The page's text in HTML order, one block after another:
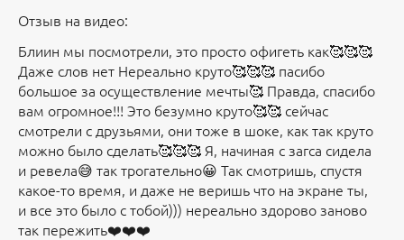
Отзыв на видео:
Блиин мы посмотрели, это просто офигеть как🥰🥰🥰
Даже слов нет Нереально круто🥰🥰🥰 пасибо
большое за осуществление мечты🥰 Правда, спасибо
вам огромное!!! Это безумно круто🥰🥰 сейчас
смотрели с друзьями, они тоже в шоке, как так круто
можно было сделать🥰🥰🥰 Я, начиная с загса сидела
и ревела😅 так трогательно😀 Так смотришь, спустя
какое-то время, и даже не веришь что на экране ты,
и все это было с тобой))) нереально здорово заново
так пережить❤️❤️❤️